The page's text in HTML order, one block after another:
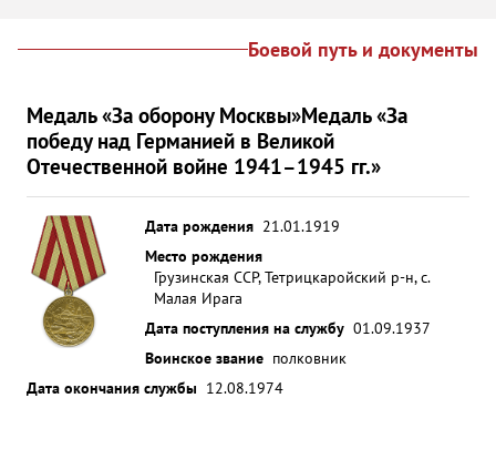
Боевой путь и документы
Медаль «За оборону Москвы»Медаль «За
победу над Германией в Великой
Отечественной войне 1941–1945 гг.»
Дата рождения 21.01.1919
Место рождения
Грузинская ССР, Тетрицкаройский р-н, с.
Малая Ирага
Дата поступления на службу 01.09.1937
Воинское звание полковник
Дата окончания службы 12.08.1974